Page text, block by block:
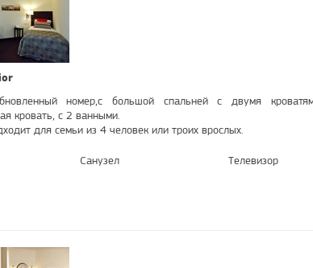
номер,с большой спальней с двумя
кровать, с 2 ванными.
для семьи из 4 человек или троих врослых.
Санузел Телевизор